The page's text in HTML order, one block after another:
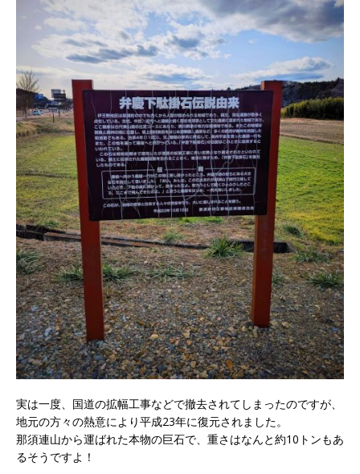
実は一度、国道の拡幅工事などで撤去されてしまったのですが、
地元の方々の熱意により平成23年に復元されました。
那須連山から運ばれた本物の巨石で、重さはなんと約10トンもあ
るそうですよ！